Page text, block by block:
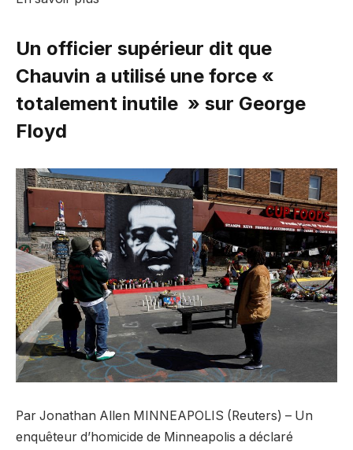
Un officier supérieur dit que
Chauvin a utilisé une force «
totalement inutile » sur George
Floyd
Par Jonathan Allen MINNEAPOLIS (Reuters) – Un
enquêteur d’homicide de Minneapolis a déclaré